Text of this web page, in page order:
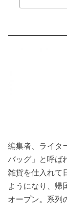
編集者、ライタ
バッグ」と呼ば
雑貨を仕入れて
ようになり、帰
オープン。系列